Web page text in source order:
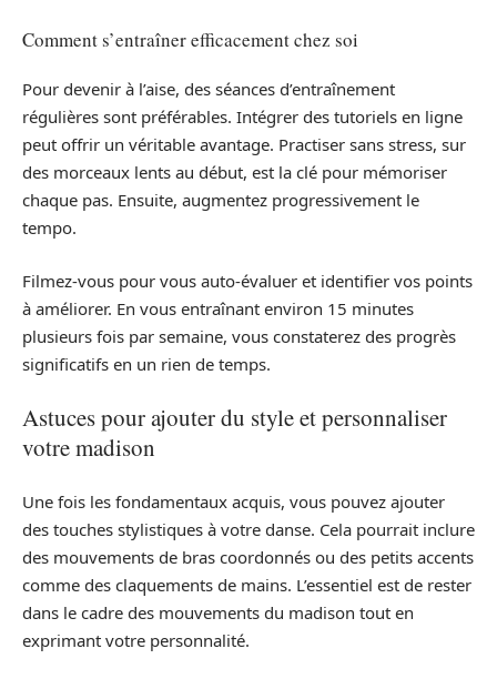
Comment s’entraîner efficacement chez soi
Pour devenir à l’aise, des séances d’entraînement
régulières sont préférables. Intégrer des tutoriels en ligne
peut offrir un véritable avantage. Practiser sans stress, sur
des morceaux lents au début, est la clé pour mémoriser
chaque pas. Ensuite, augmentez progressivement le
tempo.
Filmez-vous pour vous auto-évaluer et identifier vos points
à améliorer. En vous entraînant environ 15 minutes
plusieurs fois par semaine, vous constaterez des progrès
significatifs en un rien de temps.
Astuces pour ajouter du style et personnaliser
votre madison
Une fois les fondamentaux acquis, vous pouvez ajouter
des touches stylistiques à votre danse. Cela pourrait inclure
des mouvements de bras coordonnés ou des petits accents
comme des claquements de mains. L’essentiel est de rester
dans le cadre des mouvements du madison tout en
exprimant votre personnalité.